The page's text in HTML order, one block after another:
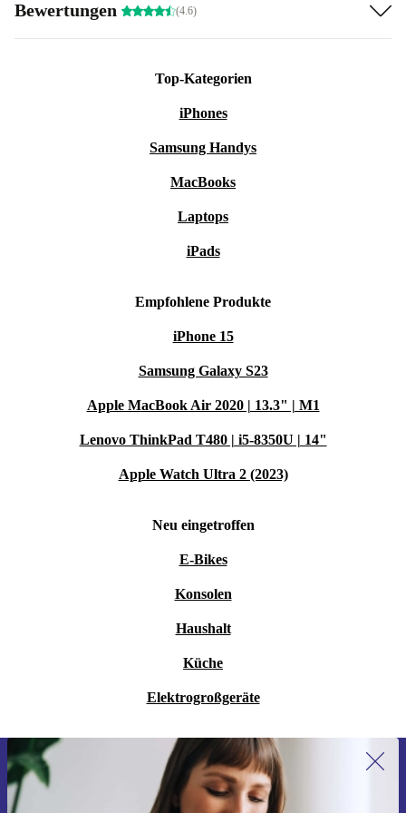
Bewertungen (4.6)
Top-Kategorien
iPhones
Samsung Handys
MacBooks
Laptops
iPads
Empfohlene Produkte
iPhone 15
Samsung Galaxy S23
Apple MacBook Air 2020 | 13.3" | M1
Lenovo ThinkPad T480 | i5-8350U | 14"
Apple Watch Ultra 2 (2023)
Neu eingetroffen
E-Bikes
Konsolen
Haushalt
Küche
Elektrogroßgeräte
Erstmals zum Newsletter anmelden,
15 € sparen!